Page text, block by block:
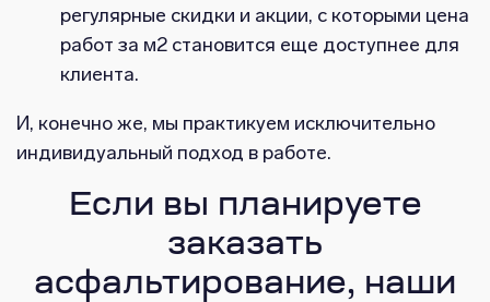
регулярные скидки и акции, с которыми цена
работ за м2 становится еще доступнее для
клиента.
И, конечно же, мы практикуем исключительно
индивидуальный подход в работе.
Если вы планируете
заказать
асфальтирование, наши